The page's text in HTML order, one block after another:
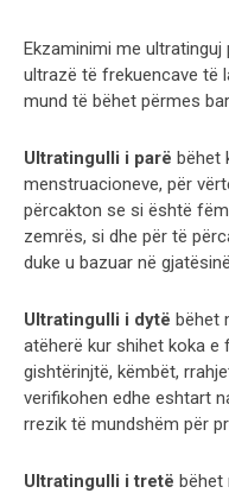
Ekzaminimi me
ultrazë të frekuencave të
mund të bëhet përmes
Ultratingulli i parë bëhet
menstruacioneve, për
përcakton se si është
zemrës, si dhe për të
duke u bazuar në
Ultratingulli i dytë bëhet
atëherë kur shihet koka e
gishtërinjtë, këmbët,
verifikohen edhe eshtart
rrezik të mundshëm për
Ultratingulli i tretë bëhet